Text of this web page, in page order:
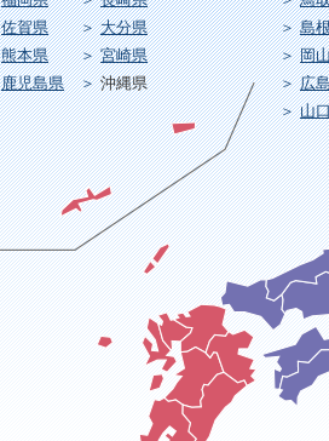
佐賀県
大分県
熊本県
宮崎県
鹿児島県
沖縄県
島
岡
広
山